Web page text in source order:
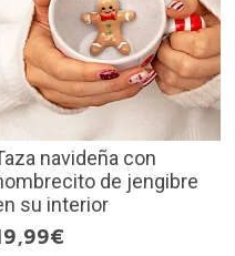
navideña con
de jengibre
su interior